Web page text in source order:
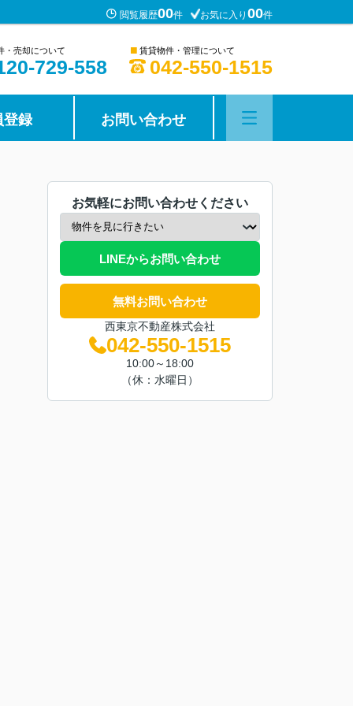
閲覧履歴00件 お気に入り 00件
・売却について
729-558
■ 賃貸物件・管理について
042-550-1515
登録 お問い合わせ
お気軽にお問い合わせください
LINEからお問い合わせ
無料お問い合わせ
西東京不動産株式会社
042-550-1515
10:00～18:00
（休：水曜日）